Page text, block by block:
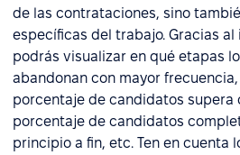
de las contrataciones, sino
específicas del trabajo. Gracias al
podrás visualizar en qué etapas
abandonan con mayor
porcentaje de candidatos supera
porcentaje de candidatos
principio a fin, etc. Ten en cuenta